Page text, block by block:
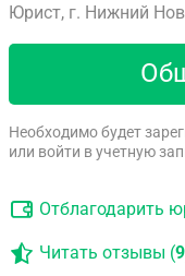
Юрист, г. Нижний
Необходимо будет
или войти в учетную
Отблагодарить
Читать отзывы (9